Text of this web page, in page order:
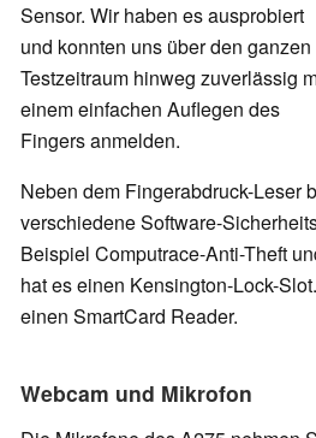
Sensor. Wir haben es ausprobiert
und konnten uns über den ganzen
Testzeitraum hinweg zuverlässig
einem einfachen Auflegen des
Fingers anmelden.
Neben dem Fingerabdruck-Leser
verschiedene Software-
Beispiel Computrace-Anti-Theft
hat es einen Kensington-Lock-
einen SmartCard Reader.
Webcam und Mikrofon